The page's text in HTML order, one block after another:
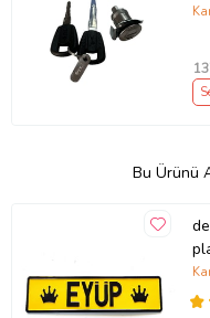
Bu Ürünü